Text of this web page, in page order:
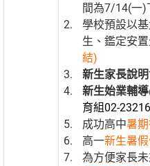
間為7/14(一)
學校預設以
生、鑑定安
結)
新生家長說
新生始業輔導
育組02-
成功高中暑
高一新生暑
為方便家長